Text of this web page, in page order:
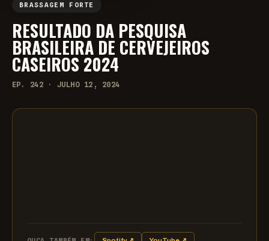
BRASSAGEM FORTE
RESULTADO DA PESQUISA
BRASILEIRA DE CERVEJEIROS
CASEIROS 2024
EP. 242 · JULHO 12, 2024